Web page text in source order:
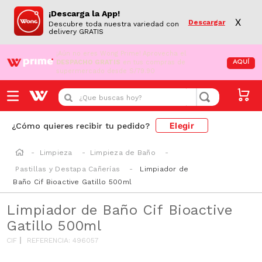
¡Descarga la App!
Descubre toda nuestra variedad con
delivery GRATIS
Descargar X
¡Aún no eres Wong Prime! Aprovecha el
DESPACHO GRATIS en tus compras de
supermercado desde S/79.90
AQUÍ
¿Que buscas hoy?
¿Cómo quieres recibir tu pedido? Elegir
Limpieza
Limpieza de Baño
Pastillas y Destapa Cañerías
Limpiador de
Baño Cif Bioactive Gatillo 500ml
Limpiador de Baño Cif Bioactive
Gatillo 500ml
CIF REFERENCIA:496057